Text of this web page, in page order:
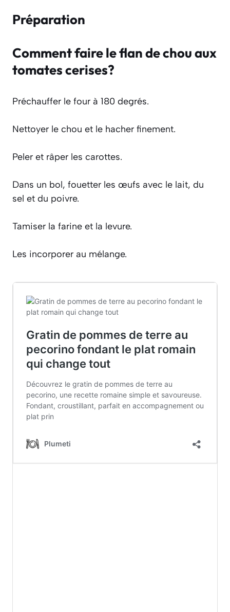
Préparation
Comment faire le flan de chou aux
tomates cerises?
Préchauffer le four à 180 degrés.
Nettoyer le chou et le hacher finement.
Peler et râper les carottes.
Dans un bol, fouetter les œufs avec le lait, du
sel et du poivre.
Tamiser la farine et la levure.
Les incorporer au mélange.